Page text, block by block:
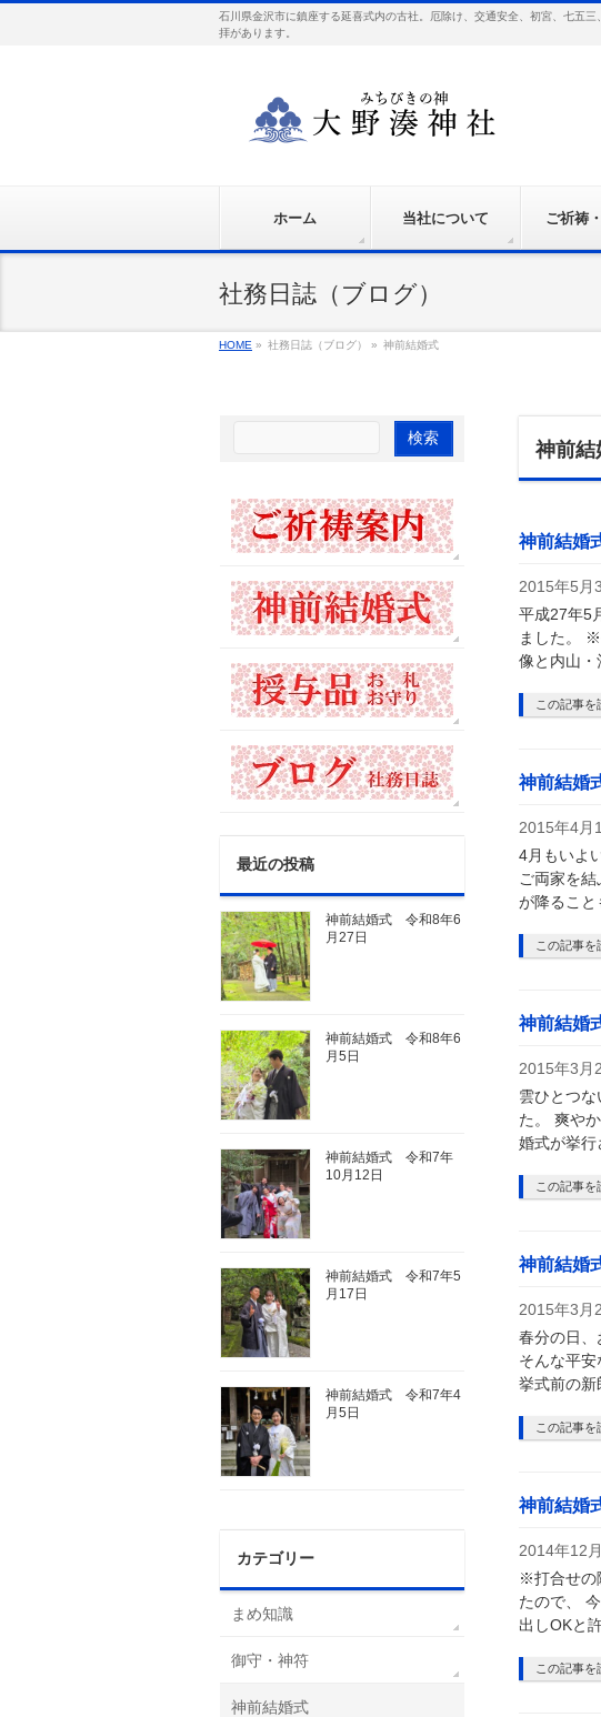
石川県金沢市に鎮座する延喜式内の古社。厄除け、交通安全、初宮、七五
拝があります。
ホーム 当社について ご祈祷
社務日誌（ブログ）
HOME » 社務日誌（ブログ） » 神前結婚式
神前結
神前結婚
2015年5月
平成27年5
ました。
像と内山・
この記事を
神前結婚
2015年4月
4月もいよ
ご両家を
が降ること
この記事を
神前結婚
2015年3月
雲ひとつ
た。 爽や
婚式が挙行
この記事を
神前結婚
2015年3月
春分の日、
そんな平
挙式前の新
この記事を
神前結婚
2014年12
※打合せの
たので、
出しOKと
この記事を
最近の投稿
神前結婚式 令和8年6
月27日
神前結婚式 令和8年6
月5日
神前結婚式 令和7年
10月12日
神前結婚式 令和7年5
月17日
神前結婚式 令和7年4
月5日
カテゴリー
まめ知識
御守・神符
神前結婚式